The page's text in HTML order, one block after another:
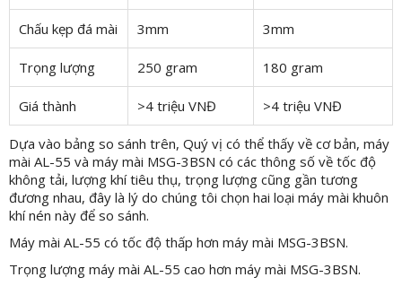
Chấu kẹp đá mài 3mm 3mm
Trọng lượng 250 gram 180 gram
Giá thành >4 triệu VNĐ >4 triệu VNĐ
Dựa vào bảng so sánh trên, Quý vị có thể thấy về cơ bản, máy
mài AL-55 và máy mài MSG-3BSN có các thông số về tốc độ
không tải, lượng khí tiêu thụ, trọng lượng cũng gần tương
đương nhau, đây là lý do chúng tôi chọn hai loại máy mài khuôn
khí nén này để so sánh.
Máy mài AL-55 có tốc độ thấp hơn máy mài MSG-3BSN.
Trọng lượng máy mài AL-55 cao hơn máy mài MSG-3BSN.